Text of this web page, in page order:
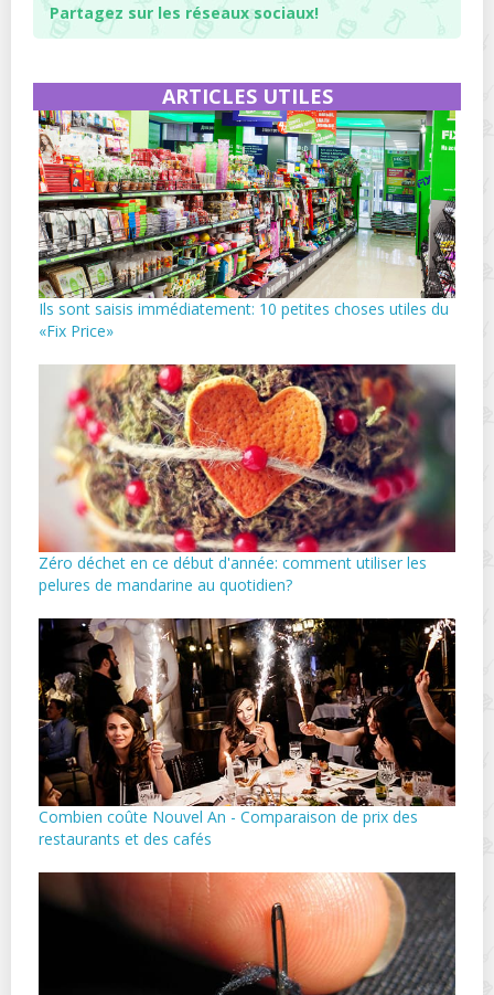
Partagez sur les réseaux sociaux!
ARTICLES UTILES
Ils sont saisis immédiatement: 10 petites choses utiles du
«Fix Price»
Zéro déchet en ce début d'année: comment utiliser les
pelures de mandarine au quotidien?
Combien coûte Nouvel An - Comparaison de prix des
restaurants et des cafés